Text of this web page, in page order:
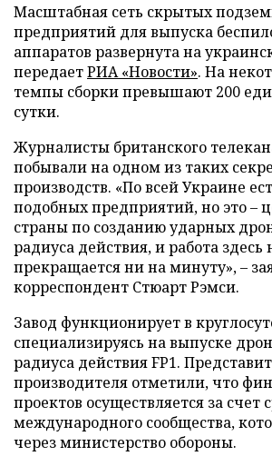
Масштабная сеть скрытых
предприятий для выпуска
аппаратов развернута на
передаетРИА «Новости». На
темпы сборки превышают 200
сутки.
Журналисты британского
побывали на одном из таких
производств. «По всей Украине
подобных предприятий, но это –
страны по созданию ударных
радиуса действия, и работа здесь
прекращается ни на минуту», –
корреспондент Стюарт Рэмси.
Завод функционирует в
специализируясь на выпуске
радиуса действия FP1.
производителя отметили, что
проектов осуществляется за счет
международного сообщества,
через министерство обороны.